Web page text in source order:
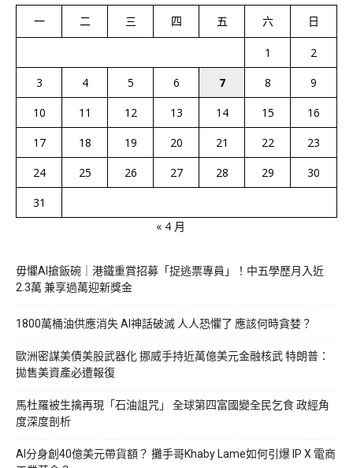
一 二 三 四 五 六 日
1
2
3
4 5 6 7 8
9
10
11 12 13 14 15
16
17
18 19 20 21 22
23
24
25 26 27 28 29
30
31
« 4 月
毋懼AI搶飯碗｜港鐵重賞招募「捉逃票專員」！中五學歷月入近
2.3萬 兼享過萬迎新獎金
1800萬桶油供應消失 AI神話破滅 人人恐懼了 應該何時貪婪？
歐洲密謀美債美股武器化 挪威手持近萬億美元金融核武 特朗普：
拋售美資產必遭報復
馬杜羅被生擒再現「石油詛咒」 全球第四富國變全民乞食 政經角
度深度剖析
AI分身創40億美元帶貨額？ 攤手哥Khaby Lame如何引爆 IP X 電商